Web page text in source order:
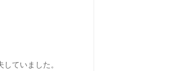
ていました。